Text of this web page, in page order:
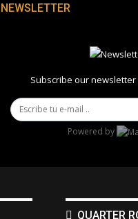
NEWSLETTER
Subscribe our
Powered by
QUARTER